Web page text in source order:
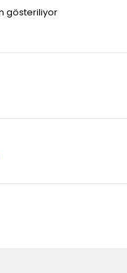
gösteriliyor